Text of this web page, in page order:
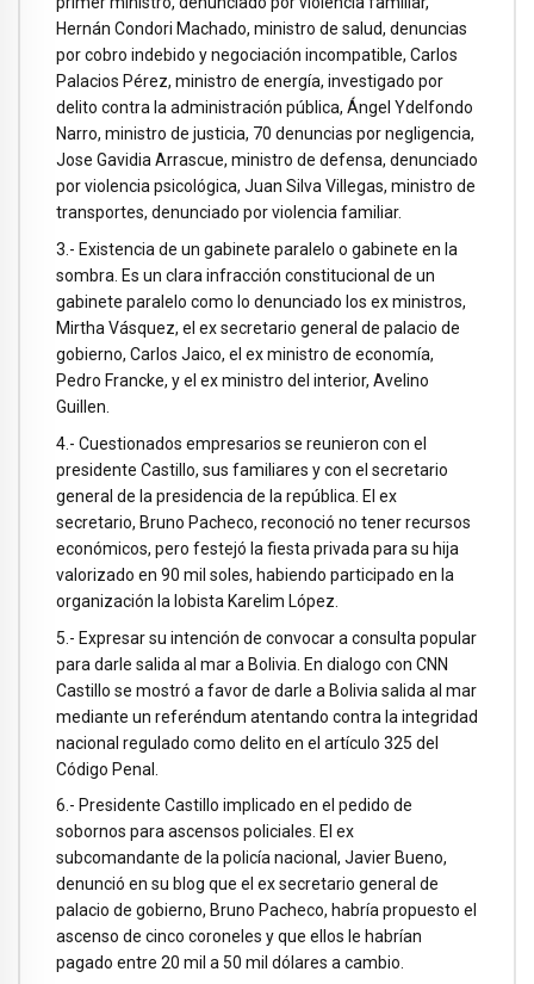
Hernán Condori Machado, ministro de salud, denuncias
por cobro indebido y negociación incompatible, Carlos
Palacios Pérez, ministro de energía, investigado por
delito contra la administración pública, Ángel Ydelfondo
Narro, ministro de justicia, 70 denuncias por negligencia,
Jose Gavidia Arrascue, ministro de defensa, denunciado
por violencia psicológica, Juan Silva Villegas, ministro de
transportes, denunciado por violencia familiar.
3.- Existencia de un gabinete paralelo o gabinete en la
sombra. Es un clara infracción constitucional de un
gabinete paralelo como lo denunciado los ex ministros,
Mirtha Vásquez, el ex secretario general de palacio de
gobierno, Carlos Jaico, el ex ministro de economía,
Pedro Francke, y el ex ministro del interior, Avelino
Guillen.
4.- Cuestionados empresarios se reunieron con el
presidente Castillo, sus familiares y con el secretario
general de la presidencia de la república. El ex
secretario, Bruno Pacheco, reconoció no tener recursos
económicos, pero festejó la fiesta privada para su hija
valorizado en 90 mil soles, habiendo participado en la
organización la lobista Karelim López.
5.- Expresar su intención de convocar a consulta popular
para darle salida al mar a Bolivia. En dialogo con CNN
Castillo se mostró a favor de darle a Bolivia salida al mar
mediante un referéndum atentando contra la integridad
nacional regulado como delito en el artículo 325 del
Código Penal.
6.- Presidente Castillo implicado en el pedido de
sobornos para ascensos policiales. El ex
subcomandante de la policía nacional, Javier Bueno,
denunció en su blog que el ex secretario general de
palacio de gobierno, Bruno Pacheco, habría propuesto el
ascenso de cinco coroneles y que ellos le habrían
pagado entre 20 mil a 50 mil dólares a cambio.